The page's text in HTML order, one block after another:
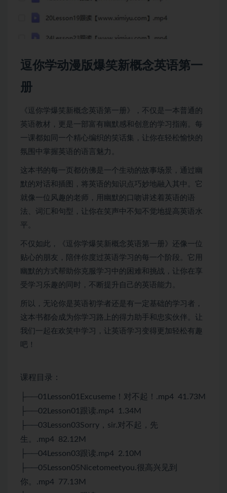
逗你学动漫版爆笑新概念英语第一
册
《逗你学爆笑新概念英语第一册》，不仅是一本普通的
英语教材，更是一部富有幽默感和创意的学习指南。每
一课都如同一个精心编织的笑话集，让你在轻松愉快的
氛围中掌握英语的语言魅力。
这本书的每一页都仿佛是一个生动的故事场景，通过幽
默的对话和插图，将英语的知识点巧妙地融入其中。它
就像一位风趣的老师，用幽默的口吻讲述着英语的语
法、词汇和句型，让你在笑声中不知不觉地提高英语水
平。
不仅如此，《逗你学爆笑新概念英语第一册》还像一位
贴心的朋友，陪伴你度过英语学习的每一个阶段。它用
幽默的方式帮助你克服学习中的困难和挑战，让你在享
受学习乐趣的同时，不断提升自己的英语能力。
所以，无论你是英语初学者还是有一定基础的学习者，
这本书都会成为你学习路上的得力助手和忠实伙伴。让
我们一起在欢笑中学习，让英语学习变得更加轻松有趣
吧！
课程目录：
├──01Lesson01Excuseme！对不起！.mp4 41.73M
├──02Lesson01跟读.mp4 1.34M
├──03Lesson03Sorry，sir.对不起，先
生。.mp4 82.12M
├──04Lesson03跟读.mp4 2.10M
├──05Lesson05Nicetomeetyou.很高兴见到
你。.mp4 77.13M